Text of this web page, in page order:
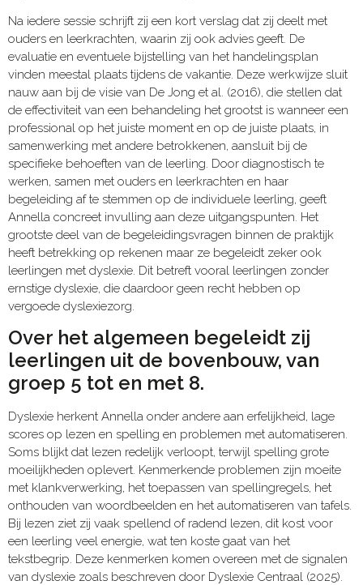
Na iedere sessie schrijft zij een kort verslag dat zij deelt met
ouders en leerkrachten, waarin zij ook advies geeft. De
evaluatie en eventuele bijstelling van het handelingsplan
vinden meestal plaats tijdens de vakantie. Deze werkwijze sluit
nauw aan bij de visie van De Jong et al. (2016), die stellen dat
de effectiviteit van een behandeling het grootst is wanneer een
professional op het juiste moment en op de juiste plaats, in
samenwerking met andere betrokkenen, aansluit bij de
specifieke behoeften van de leerling. Door diagnostisch te
werken, samen met ouders en leerkrachten en haar
begeleiding af te stemmen op de individuele leerling, geeft
Annella concreet invulling aan deze uitgangspunten. Het
grootste deel van de begeleidingsvragen binnen de praktijk
heeft betrekking op rekenen maar ze begeleidt zeker ook
leerlingen met dyslexie. Dit betreft vooral leerlingen zonder
ernstige dyslexie, die daardoor geen recht hebben op
vergoede dyslexiezorg.
Over het algemeen begeleidt zij
leerlingen uit de bovenbouw, van
groep 5 tot en met 8.
Dyslexie herkent Annella onder andere aan erfelijkheid, lage
scores op lezen en spelling en problemen met automatiseren.
Soms blijkt dat lezen redelijk verloopt, terwijl spelling grote
moeilijkheden oplevert. Kenmerkende problemen zijn moeite
met klankverwerking, het toepassen van spellingregels, het
onthouden van woordbeelden en het automatiseren van tafels.
Bij lezen ziet zij vaak spellend of radend lezen, dit kost voor
een leerling veel energie, wat ten koste gaat van het
tekstbegrip. Deze kenmerken komen overeen met de signalen
van dyslexie zoals beschreven door Dyslexie Centraal (2025).